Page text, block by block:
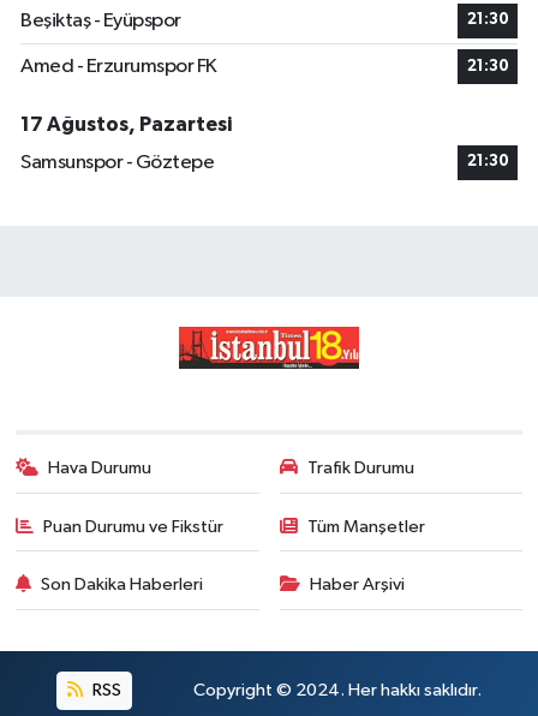
Beşiktaş - Eyüpspor 21:30
Amed - Erzurumspor FK 21:30
17 Ağustos, Pazartesi
Samsunspor - Göztepe
21:30
Hava Durumu Trafik Durumu
Puan Durumu ve Fikstür Tüm Manşetler
Son Dakika Haberleri Haber Arşivi
RSS Copyright © 2024. Her hakkı saklıdır.